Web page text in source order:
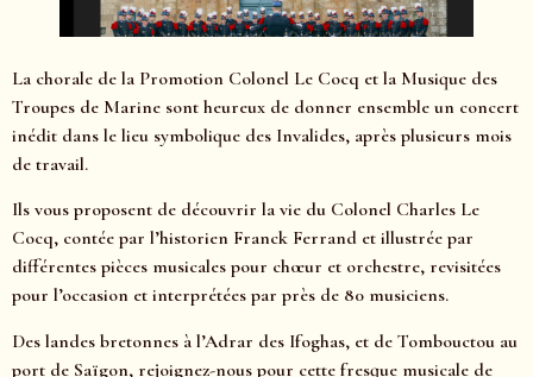
La chorale de la Promotion Colonel Le Cocq et la Musique des
Troupes de Marine sont heureux de donner ensemble un concert
inédit dans le lieu symbolique des Invalides, après plusieurs mois
de travail.
Ils vous proposent de découvrir la vie du Colonel Charles Le
Cocq, contée par l’historien Franck Ferrand et illustrée par
différentes pièces musicales pour chœur et orchestre, revisitées
pour l’occasion et interprétées par près de 80 musiciens.
Des landes bretonnes à l’Adrar des Ifoghas, et de Tombouctou au
port de Saïgon, rejoignez-nous pour cette fresque musicale de